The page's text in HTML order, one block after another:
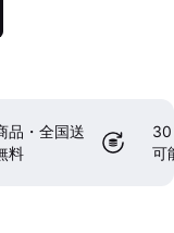
品・全国送
料
30
可